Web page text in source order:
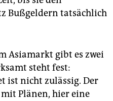
Bußgeldern tatsächlich
Asiamarkt gibt es zwei
steht fest:
ist nicht zulässig. Der
Plänen, hier eine